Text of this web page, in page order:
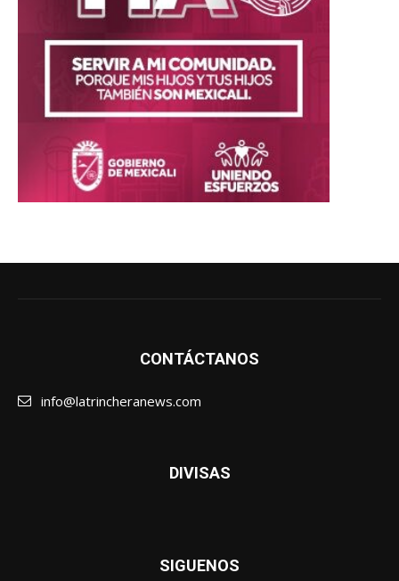
CONTÁCTANOS
info@latrincheranews.com
DIVISAS
SIGUENOS